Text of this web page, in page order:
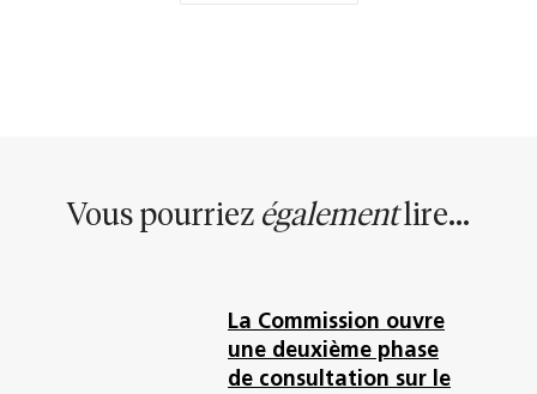
Vous pourriez égalementlire...
La Commission ouvre
une deuxième phase
de consultation sur le